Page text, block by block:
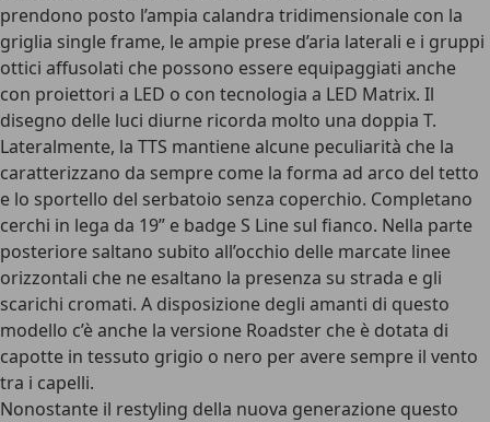
prendono posto l’ampia calandra tridimensionale con la
griglia single frame, le ampie prese d’aria laterali e i gruppi
ottici affusolati che possono essere equipaggiati anche
con proiettori a LED o con tecnologia a LED Matrix. Il
disegno delle luci diurne ricorda molto una doppia T.
Lateralmente, la TTS mantiene alcune peculiarità che la
caratterizzano da sempre come la forma ad arco del tetto
e lo sportello del serbatoio senza coperchio. Completano
cerchi in lega da 19” e badge S Line sul fianco. Nella parte
posteriore saltano subito all’occhio delle marcate linee
orizzontali che ne esaltano la presenza su strada e gli
scarichi cromati. A disposizione degli amanti di questo
modello c’è anche la versione Roadster che è dotata di
capotte in tessuto grigio o nero per avere sempre il vento
tra i capelli.
Nonostante il restyling della nuova generazione questo